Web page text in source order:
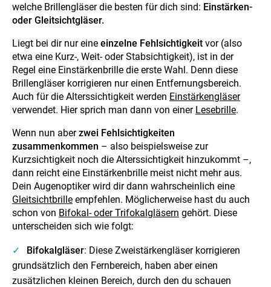
welche Brillengläser die besten für dich sind: Einstärken-
oder Gleitsichtgläser.
Liegt bei dir nur eine einzelne Fehlsichtigkeit vor (also
etwa eine Kurz-, Weit- oder Stabsichtigkeit), ist in der
Regel eine Einstärkenbrille die erste Wahl. Denn diese
Brillengläser korrigieren nur einen Entfernungsbereich.
Auch für die Alterssichtigkeit werden Einstärkengläser
verwendet. Hier sprich man dann von einer Lesebrille.
Wenn nun aberzwei Fehlsichtigkeiten
zusammenkommen – also beispielsweise zur
Kurzsichtigkeit noch die Alterssichtigkeit hinzukommt –,
dann reicht eine Einstärkenbrille meist nicht mehr aus.
Dein Augenoptiker wird dir dann wahrscheinlich eine
Gleitsichtbrille empfehlen. Möglicherweise hast du auch
schon von Bifokal- oder Trifokalgläsern gehört. Diese
unterscheiden sich wie folgt:
Bifokalgläser: Diese Zweistärkengläser korrigieren
grundsätzlich den Fernbereich, haben aber einen
zusätzlichen kleinen Bereich, durch den du schauen